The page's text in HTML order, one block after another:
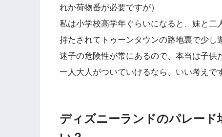
れか荷物番が必要ですが）
私は小学校高学年ぐらいになると、妹と
持たされてトゥーンタウンの路地裏で少し
迷子の危険性が常にあるので、本当は子供
一人大人がついていけるなら、いい考えで
ディズニーランドのパレード